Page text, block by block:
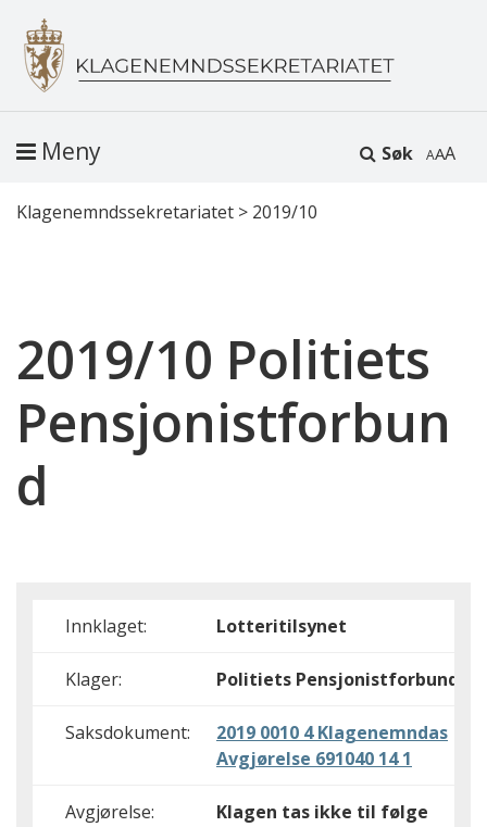
Søk A
Meny
Klagenemndssekretariatet > 2019/10
2019/10 Politiets
Pensjonistforbun
d
Innklaget: Lotteritilsynet
Klager: Politiets Pensjonistforbund
Saksdokument:
2019 0010 4 Klagenemndas
Avgjørelse 691040 14 1
Avgjørelse: Klagen tas ikke til følge